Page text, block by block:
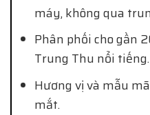
máy, không qua
Phân phối cho gần
Trung Thu nổi tiếng.
Hương vị và mẫu
mắt.